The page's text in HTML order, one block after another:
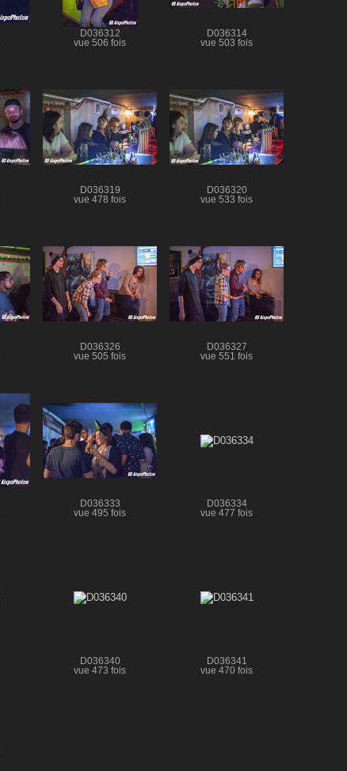
D036312
vue 506 fois
D036314
vue 503 fois
D036319
vue 478 fois
D036320
vue 533 fois
D036326
vue 505 fois
D036327
vue 551 fois
D036333
vue 495 fois
D036334
vue 477 fois
D036340
vue 473 fois
D036341
vue 470 fois